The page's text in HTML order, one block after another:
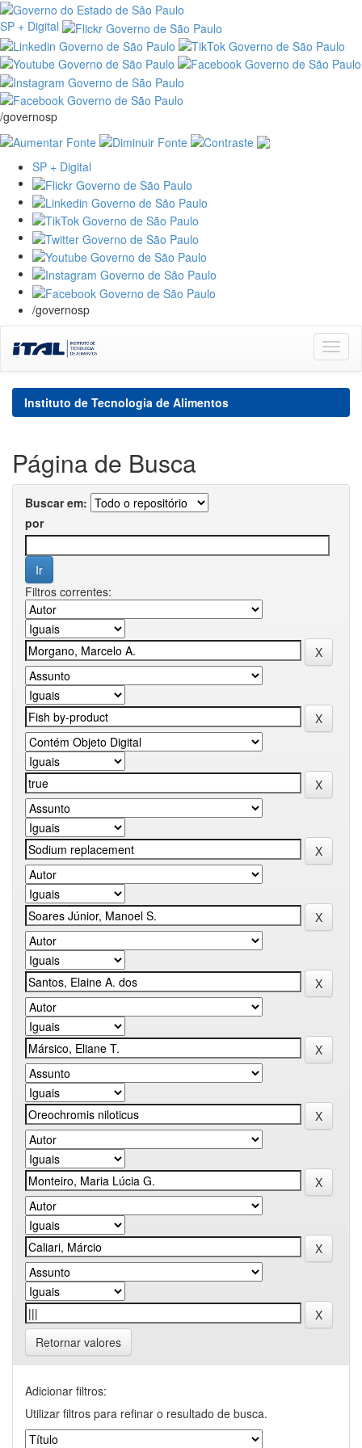
SP + Digital
/governosp
SP + Digital
/governosp
navigation
Instituto de Tecnologia de Alimentos
Página de Busca
Buscar em:
por
Filtros correntes:
Retornar valores
Adicionar filtros:
Utilizar filtros para refinar o resultado de busca.